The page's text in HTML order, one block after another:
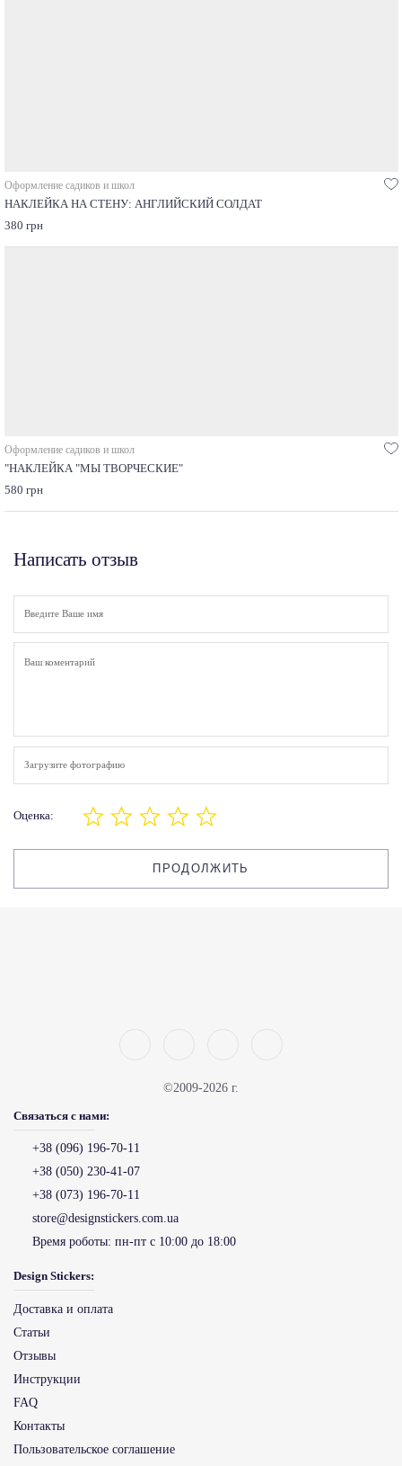
Оформление садиков и школ
НАКЛЕЙКА НА СТЕНУ: АНГЛИЙСКИЙ СОЛДАТ
380 грн
Оформление садиков и школ
"НАКЛЕЙКА "МЫ ТВОРЧЕСКИЕ"
580 грн
Написать отзыв
Загрузите фотографию
Оценка:
ПРОДОЛЖИТЬ
©2009-2026 г.
Связаться с нами:
+38 (096) 196-70-11
+38 (050) 230-41-07
+38 (073) 196-70-11
store@designstickers.com.ua
Время роботы: пн-пт с 10:00 до 18:00
Design Stickers:
Доставка и оплата
Статьи
Отзывы
Инструкции
FAQ
Контакты
Пользовательское соглашение